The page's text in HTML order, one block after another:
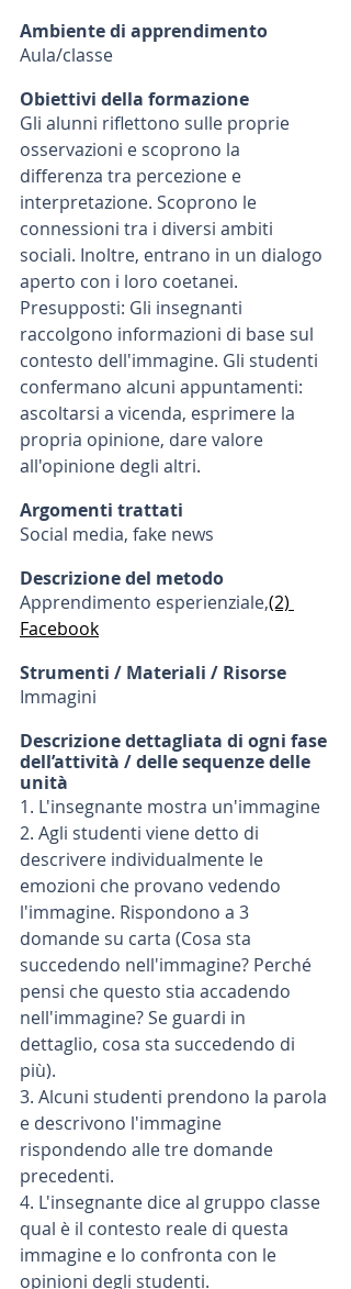
Ambiente di apprendimento
Aula/classe
Obiettivi della formazione
Gli alunni riflettono sulle proprie
osservazioni e scoprono la
differenza tra percezione e
interpretazione. Scoprono le
connessioni tra i diversi ambiti
sociali. Inoltre, entrano in un dialogo
aperto con i loro coetanei.
Presupposti: Gli insegnanti
raccolgono informazioni di base sul
contesto dell'immagine. Gli studenti
confermano alcuni appuntamenti:
ascoltarsi a vicenda, esprimere la
propria opinione, dare valore
all'opinione degli altri.
Argomenti trattati
Social media, fake news
Descrizione del metodo
Apprendimento esperienziale,(2)
Facebook
Strumenti / Materiali / Risorse
Immagini
Descrizione dettagliata di ogni fase
dell’attività / delle sequenze delle
unità
1. L'insegnante mostra un'immagine
2. Agli studenti viene detto di
descrivere individualmente le
emozioni che provano vedendo
l'immagine. Rispondono a 3
domande su carta (Cosa sta
succedendo nell'immagine? Perché
pensi che questo stia accadendo
nell'immagine? Se guardi in
dettaglio, cosa sta succedendo di
più).
3. Alcuni studenti prendono la parola
e descrivono l'immagine
rispondendo alle tre domande
precedenti.
4. L'insegnante dice al gruppo classe
qual è il contesto reale di questa
immagine e lo confronta con le
opinioni degli studenti.